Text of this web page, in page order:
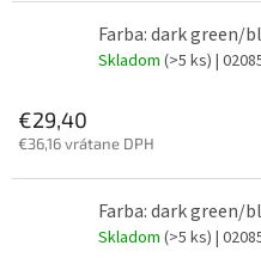
Farba: dark green/
Skladom (>5 ks) |
€29,40
€36,16 vrátane DPH
Farba: dark green/
Skladom (>5 ks) |